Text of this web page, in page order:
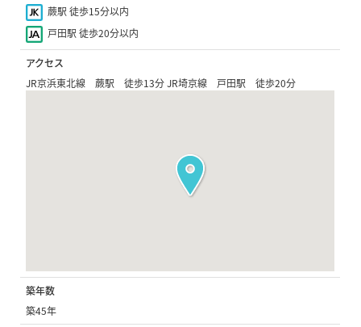
蕨駅 徒歩15分以内
戸田駅 徒歩20分以内
アクセス
JR京浜東北線 蕨駅 徒歩13分 JR埼京線 戸田駅 徒歩20分
築年数
築45年